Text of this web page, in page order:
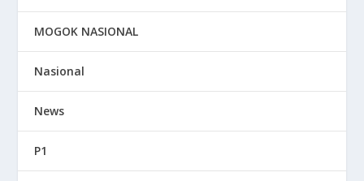
MOGOK NASIONAL
Nasional
News
P1